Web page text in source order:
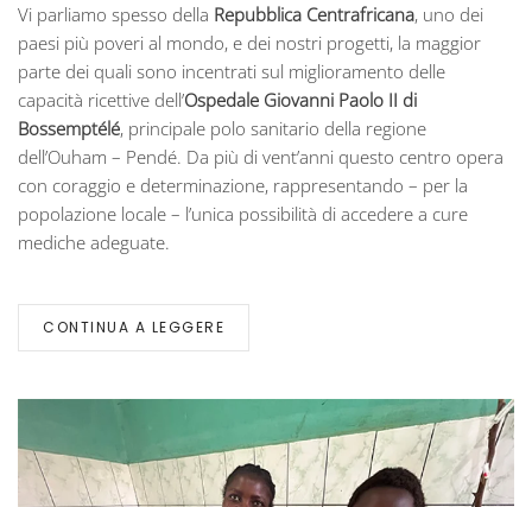
Vi parliamo spesso della Repubblica Centrafricana, uno dei
paesi più poveri al mondo, e dei nostri progetti, la maggior
parte dei quali sono incentrati sul miglioramento delle
capacità ricettive dell’Ospedale Giovanni Paolo II di
Bossemptélé, principale polo sanitario della regione
dell’Ouham – Pendé. Da più di vent’anni questo centro opera
con coraggio e determinazione, rappresentando – per la
popolazione locale – l’unica possibilità di accedere a cure
mediche adeguate.
CONTINUA A LEGGERE